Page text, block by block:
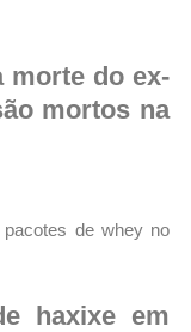
morte do ex-
mortos na
haxixe em